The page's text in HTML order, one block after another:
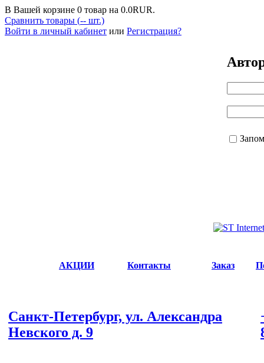
В Вашей корзине 0 товар на 0.0RUR.
Сравнить товары (-- шт.)
Войти в личный кабинет или Регистрация?
АКЦИИ Контакты Заказ
Санкт-Петербург, ул. Александра
Невского д. 9